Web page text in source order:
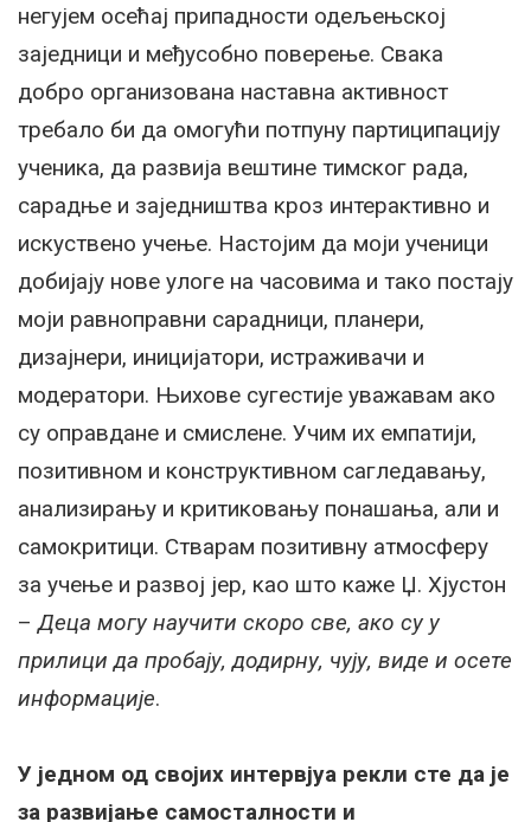
негујем осећај припадности одељењској
заједници и међусобно поверење. Свака
добро организована наставна активност
требало би да омогући потпуну партиципацију
ученика, да развија вештине тимског рада,
сарадње и заједништва кроз интерактивно и
искуствено учење. Настојим да моји ученици
добијају нове улоге на часовима и тако постају
моји равноправни сарадници, планери,
дизајнери, иницијатори, истраживачи и
модератори. Њихове сугестије уважавам ако
су оправдане и смислене. Учим их емпатији,
позитивном и конструктивном сагледавању,
анализирању и критиковању понашања, али и
самокритици. Стварам позитивну атмосферу
за учење и развој јер, као што каже Џ. Хјустон
– Деца могу научити скоро све, ако су у
прилици да пробају, додирну, чују, виде и осете
информације.
У једном од својих интервјуа рекли сте да је
за развијање самосталности и